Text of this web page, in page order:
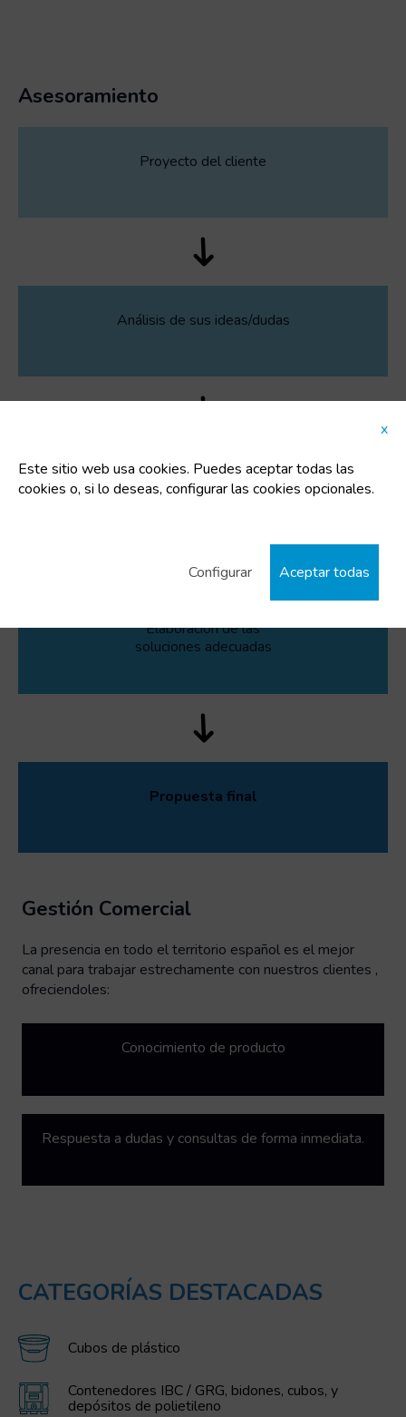
Asesoramiento
Proyecto del cliente
Análisis de sus ideas/dudas
Evaluación de las opciones según necesidades
Elaboración de las
soluciones adecuadas
Propuesta final
Gestión Comercial
La presencia en todo el territorio español es el mejor
canal para trabajar estrechamente con nuestros clientes ,
ofreciendoles:
Conocimiento de producto
Respuesta a dudas y consultas de forma inmediata.
CATEGORÍAS DESTACADAS
Cubos de plástico
Contenedores IBC / GRG, bidones, cubos, y
depósitos de polietileno
Este sitio web usa cookies. Puedes aceptar todas las
cookies o, si lo deseas, configurar las cookies opcionales.
x
Aceptar todas
Configurar